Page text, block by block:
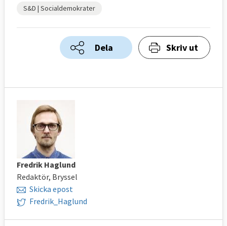
S&D | Socialdemokrater
Dela Skriv ut
Fredrik Haglund
Redaktör, Bryssel
Skicka epost
Fredrik_Haglund